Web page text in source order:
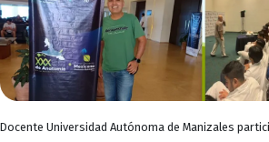
Docente Universidad Autónoma de Manizales